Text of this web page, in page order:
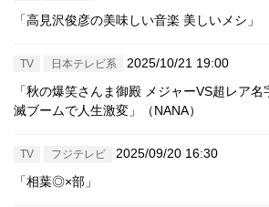
「高見沢俊彦の美味しい音楽 美しいメシ」
TV 日本テレビ系
2025/10/21 19:00
「秋の爆笑さんま御殿 メジャーVS超レア
滅ブームで人生激変」（NANA）
TV フジテレビ
2025/09/20 16:30
「相葉◎×部」